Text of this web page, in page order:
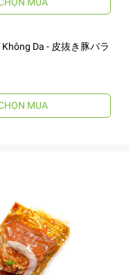
Da - 皮抜き豚バラ
MUA